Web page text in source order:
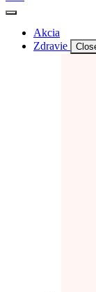
Akcia
Zdravie